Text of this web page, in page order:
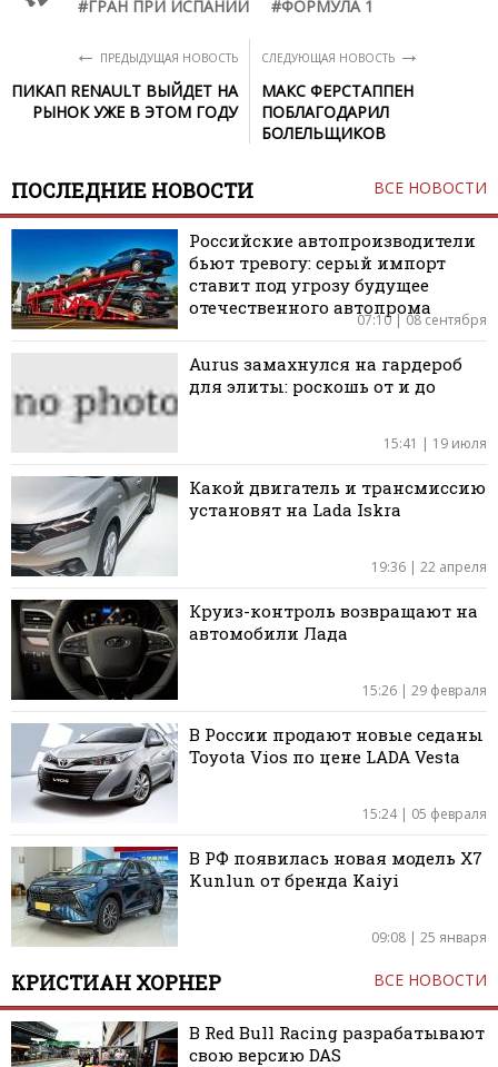
ГРАН ПРИ ИСПАНИИ ФОРМУЛА 1
← ПРЕДЫДУЩАЯ НОВОСТЬ
ПИКАП RENAULT ВЫЙДЕТ НА
РЫНОК УЖЕ В ЭТОМ ГОДУ
СЛЕДУЮЩАЯ НОВОСТЬ →
МАКС ФЕРСТАППЕН
ПОБЛАГОДАРИЛ
БОЛЕЛЬЩИКОВ
ПОСЛЕДНИЕ НОВОСТИ ВСЕ НОВОСТИ
Российские автопроизводители
бьют тревогу: серый импорт
ставит под угрозу будущее
отечественного автопрома
07:10 | 08 сентября
Aurus замахнулся на гардероб
для элиты: роскошь от и до
15:41 | 19 июля
Какой двигатель и трансмиссию
установят на Lada Iskra
19:36 | 22 апреля
Круиз-контроль возвращают на
автомобили Лада
15:26 | 29 февраля
В России продают новые седаны
Toyota Vios по цене LADA Vesta
15:24 | 05 февраля
В РФ появилась новая модель X7
Kunlun от бренда Kaiyi
09:08 | 25 января
КРИСТИАН ХОРНЕР ВСЕ НОВОСТИ
В Red Bull Racing разрабатывают
свою версию DAS